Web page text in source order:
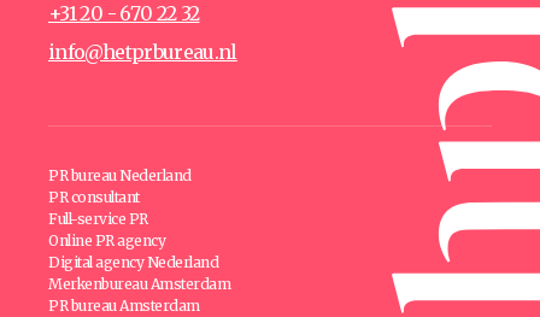
+31 20 - 670 22 32
info@hetprbureau.nl
PR bureau Nederland
PR consultant
Full-service PR
Online PR agency
Digital agency Nederland
Merkenbureau Amsterdam
PR bureau Amsterdam